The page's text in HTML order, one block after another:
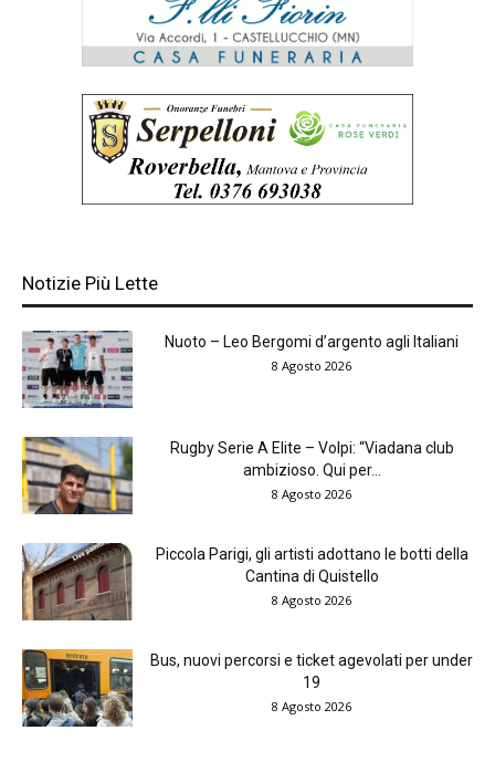
Notizie Più Lette
Nuoto – Leo Bergomi d’argento agli Italiani
8 Agosto 2026
Rugby Serie A Elite – Volpi: “Viadana club
ambizioso. Qui per...
8 Agosto 2026
Piccola Parigi, gli artisti adottano le botti della
Cantina di Quistello
8 Agosto 2026
Bus, nuovi percorsi e ticket agevolati per under
19
8 Agosto 2026